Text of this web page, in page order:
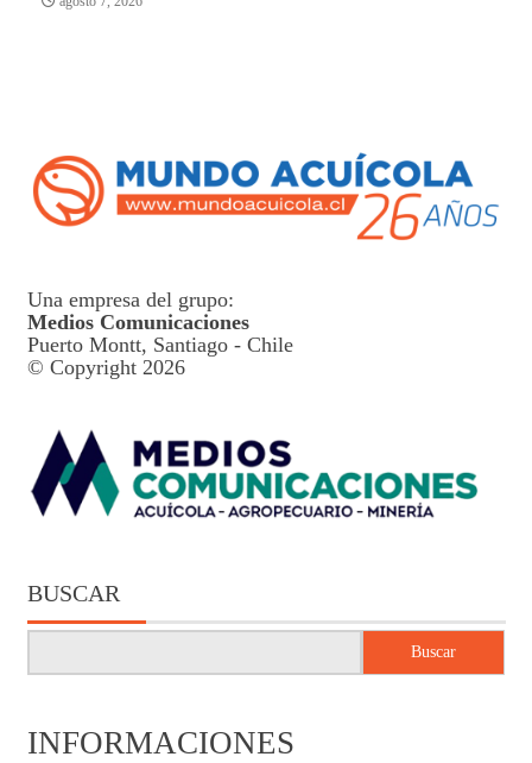
Una empresa del grupo:
Medios Comunicaciones
Puerto Montt, Santiago - Chile
© Copyright 2026
BUSCAR
Buscar
INFORMACIONES